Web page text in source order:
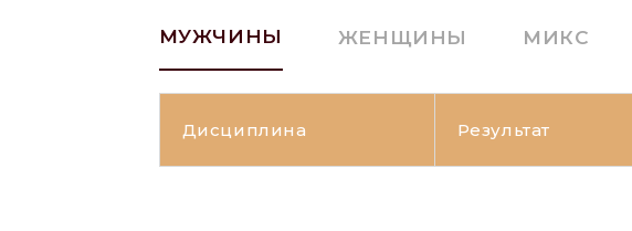
МУЖЧИНЫ ЖЕНЩИНЫ МИКС
Дисциплина Результат